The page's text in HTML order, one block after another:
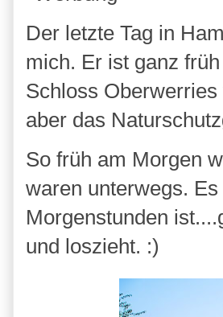
Der letzte Tag in
mich. Er ist ganz
Schloss
aber das
So früh am Morgen
waren unterwegs.
Morgenstunden
und loszieht. :)